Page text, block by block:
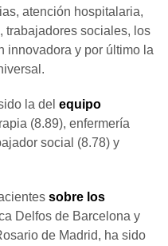
atención hospitalaria,
trabajadores sociales, los
innovadora y por último la
la del equipo
(8.89), enfermería
social (8.78) y
sobre los
Delfos de Barcelona y
de Madrid, ha sido